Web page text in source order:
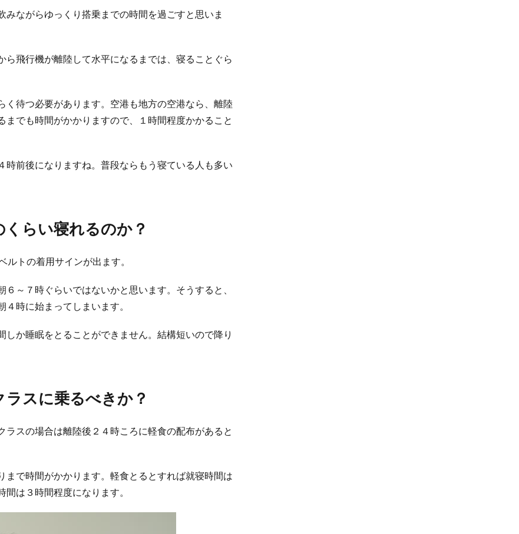
ながらゆっくり搭乗までの時間を過ごすと思いま
飛行機が離陸して水平になるまでは、寝ることぐら
く待つ必要があります。空港も地方の空港なら、離陸
でも時間がかかりますので、１時間程度かかること
時前後になりますね。普段ならもう寝ている人も多い
らい寝れるのか？
トの着用サインが出ます。
～７時ぐらいではないかと思います。そうすると、
時に始まってしまいます。
か睡眠をとることができません。結構短いので降り
スに乗るべきか？
スの場合は離陸後２４時ころに軽食の配布があると
まで時間がかかります。軽食とるとすれば就寝時間は
は３時間程度になります。